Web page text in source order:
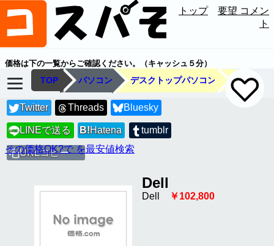
トップ
要望 コメン
ト
価格は下の一覧からご確認ください。（キャッシュ５分）
TOP パソコン デスクトップパソコン
Twitter Threads Bluesky
LINE LINEで送る B!Hatena tumblr
URLコピー
その価格OK?で を最安値検索
Dell
Dell ￥102,800